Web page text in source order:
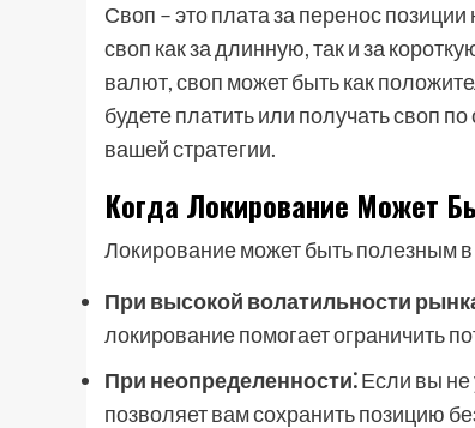
Своп – это плата за перенос
своп как за длинную, так и за
валют, своп может быть как
будете платить или получать своп
вашей стратегии.
Когда Локирование Может
Локирование может быть полезным в
При высокой волатильности
локирование помогает ограничить
При неопределенности⁚Если вы
позволяет вам сохранить позицию